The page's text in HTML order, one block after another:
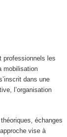
professionnels les
mobilisation
dans une
l’organisation
échanges
vise à